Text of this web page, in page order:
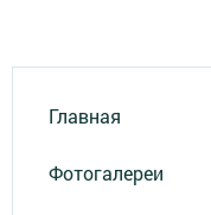
Главная
Фотогалереи